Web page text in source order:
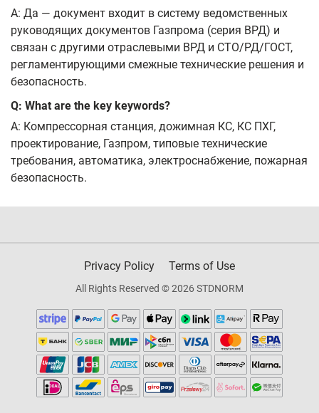
A: Да — документ входит в систему ведомственных
руководящих документов Газпрома (серия ВРД) и
связан с другими отраслевыми ВРД и СТО/РД/ГОСТ,
регламентирующими смежные технические решения и
безопасность.
Q: What are the key keywords?
A: Компрессорная станция, дожимная КС, КС ПХГ,
проектирование, Газпром, типовые технические
требования, автоматика, электроснабжение, пожарная
безопасность.
Privacy Policy Terms of Use
All Rights Reserved © 2026 STDNORM